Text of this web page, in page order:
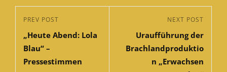
Beitragsnavigation
Previous
Post
PREV POST
„Heute Abend: Lola
Blau“ –
Pressestimmen
Post
NEXT POST
Uraufführung der
Brachlandproduktio
n „Erwachsen